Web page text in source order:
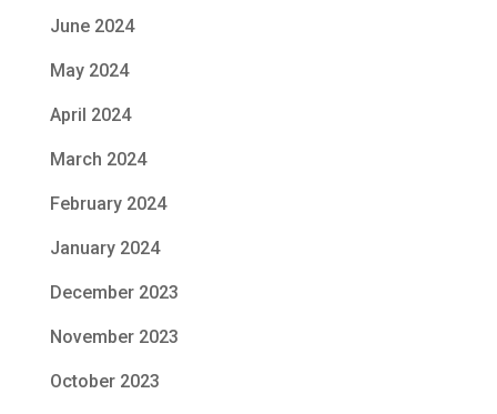
June 2024
May 2024
April 2024
March 2024
February 2024
January 2024
December 2023
November 2023
October 2023